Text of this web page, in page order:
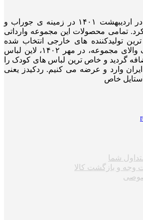
ردکیدز فعالیت خود را در اردیبهشت ۱۴۰۱ در زمینه ی جوراب و
تمامی محصولات این مجموعه وارداتی
تولیدکننده های خارجی انتخاب شده
است. در راستای اهداف والای مجموعه، در مهر ۱۴۰۲، لاین لباس
گردید و خاص ترین لباس های کودک را
وارد و عرضه می کنیم. ردکیدز یعنی
خاص
شما
وجه و بازگشت کالا